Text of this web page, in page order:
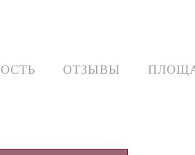
ОТЗЫВЫ